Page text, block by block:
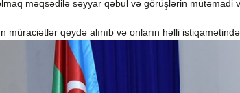
məqsədilə səyyar qəbul və görüşlərin mütəmadi
müraciətlər qeydə alınıb və onların həlli